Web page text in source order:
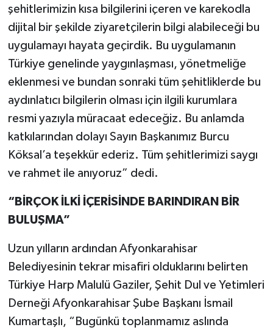
şehitlerimizin kısa bilgilerini içeren ve karekodla
dijital bir şekilde ziyaretçilerin bilgi alabileceği bu
uygulamayı hayata geçirdik. Bu uygulamanın
Türkiye genelinde yaygınlaşması, yönetmeliğe
eklenmesi ve bundan sonraki tüm şehitliklerde bu
aydınlatıcı bilgilerin olması için ilgili kurumlara
resmi yazıyla müracaat edeceğiz. Bu anlamda
katkılarından dolayı Sayın Başkanımız Burcu
Köksal’a teşekkür ederiz. Tüm şehitlerimizi saygı
ve rahmet ile anıyoruz” dedi.
“BİRÇOK İLKİ İÇERİSİNDE BARINDIRAN BİR
BULUŞMA”
Uzun yılların ardından Afyonkarahisar
Belediyesinin tekrar misafiri olduklarını belirten
Türkiye Harp Malulü Gaziler, Şehit Dul ve Yetimleri
Derneği Afyonkarahisar Şube Başkanı İsmail
Kumartaşlı, “Bugünkü toplanmamız aslında